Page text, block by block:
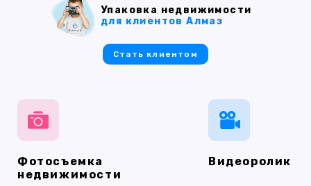
Фотосъемка
недвижимости
Видеоролик
Упаковка недвижимости
для клиентов Алмаз
Стать клиентом